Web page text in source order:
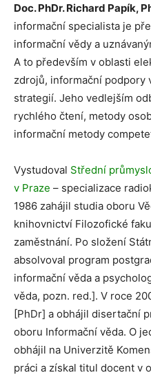
Doc. PhDr. Richard Papík,
informační specialista je
informační vědy a
A to především v oblasti
zdrojů, informační podpory
strategií. Jeho vedlejším
rychlého čtení, metody
informační metody
Vystudoval Střední
v Praze – specializace
1986 zahájil studia oboru
knihovnictví Filozofické
zaměstnání. Po složení
absolvoval program
informační věda a
věda, pozn. red.]. V roce
[PhDr] a obhájil disertační
oboru Informační věda. O
obhájil na Univerzitě
práci a získal titul docent v